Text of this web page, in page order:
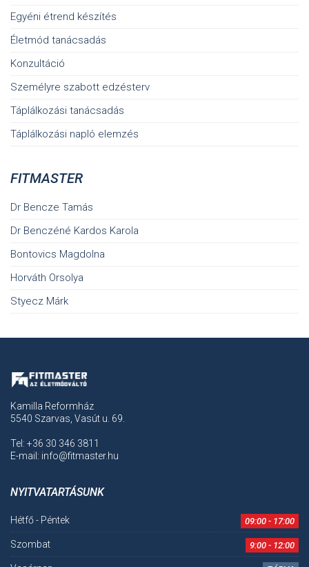
Egyéni étrend készítés
Életmód tanácsadás
Konzultáció
Személyre szabott edzésterv
Táplálkozási tanácsadás
Táplálkozási napló elemzés
FITMASTER
Dr Bencze Tamás
Dr Benczéné Kardos Karola
Bontovics Magdolna
Horváth Orsolya
Styecz Márk
Kamilla Reformház
5540 Szarvas, Vasút u. 69.
Tel: +36 30 346 3811
E-mail: info@fitmaster.hu
NYITVATARTÁSUNK
Hétfő - Péntek 09:00 - 17:00
Szombat 9:00 - 12:00